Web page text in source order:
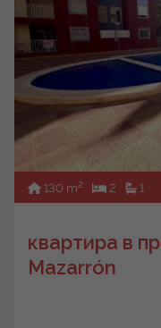
130 m2 2 1
квартира в
Mazarrón